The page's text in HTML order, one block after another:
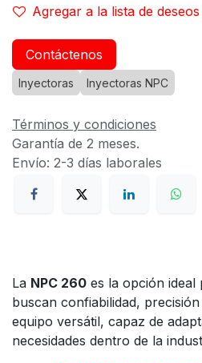
Agregar a la lista de deseos
Contáctenos
Inyectoras Inyectoras NPC
Términos y condiciones
Garantía de 2 meses.
Envío: 2-3 días laborales
La NPC 260 es la opción ideal
buscan confiabilidad,
equipo versátil, capaz de
necesidades dentro de la